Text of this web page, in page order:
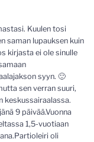
Kuulen tosi
saman lupauksen kuin
kirjasta ei ole sinulle
syyn. 🙂
sen verran suuri,
keskussairaalassa.
9 päivää.Vuonna
1,5-vuotiaan
oli